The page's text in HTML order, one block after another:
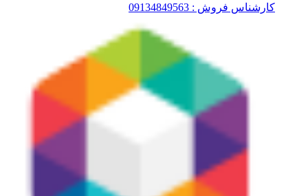
کارشناس فروش : 09134849563